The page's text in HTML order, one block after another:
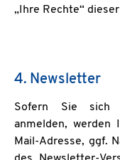
„Ihre Rechte“
4. Newsletter
Sofern Sie sich
anmelden, werden
Mail-Adresse, ggf.